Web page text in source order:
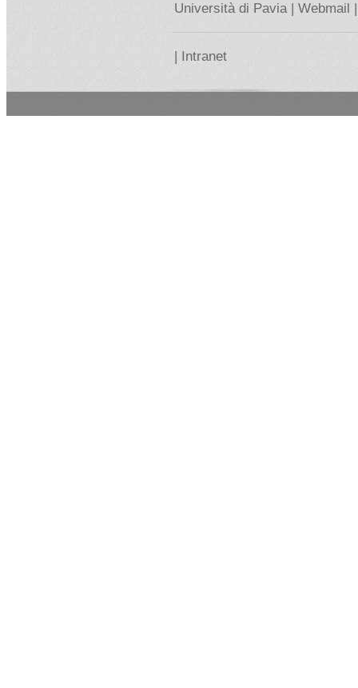
Università di Pavia | Webmail |
| Intranet